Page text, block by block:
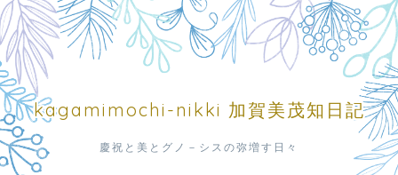
kagamimochi-nikki 加賀美茂知日記
慶祝と美とグノ－シスの弥増す日々